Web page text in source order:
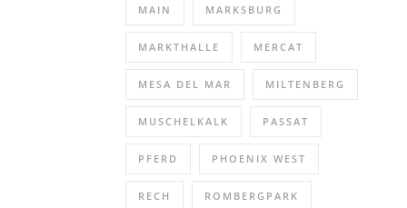
MAIN MARKSBURG
MARKTHALLE MERCAT
MESA DEL MAR MILTENBERG
MUSCHELKALK PASSAT
PFERD PHOENIX WEST
RECH ROMBERGPARK